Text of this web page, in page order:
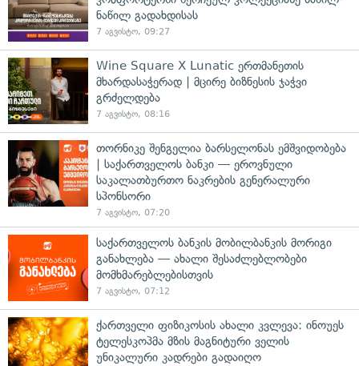
ნაწილ გადახდისას
7 აგვისტო, 09:27
Wine Square X Lunatic ერთმანეთის
მხარდასაჭერად | მცირე ბიზნესის ჯაჭვი
გრძელდება
7 აგვისტო, 08:16
თორნიკე შენგელია ბარსელონას ემშვიდობება
| საქართველოს ბანკი — ეროვნული
საკალათბურთო ნაკრების გენერალური
სპონსორი
7 აგვისტო, 07:20
საქართველოს ბანკის მობილბანკის მორიგი
განახლება — ახალი შესაძლებლობები
მომხმარებლებისთვის
7 აგვისტო, 07:12
ქართველი ფიზიკოსის ახალი კვლევა: ინოუეს
ტელესკოპმა მზის მაგნიტური ველის
უნიკალური კადრები გადაიღო